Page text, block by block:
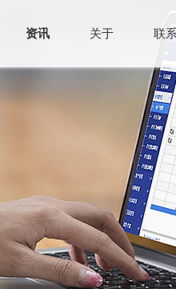
资讯 关于 联系